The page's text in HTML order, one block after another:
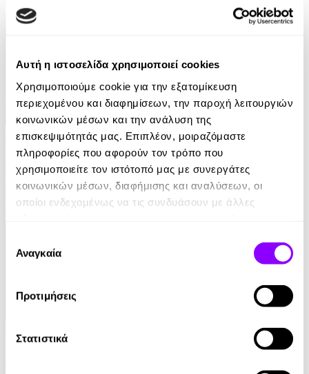
Αυτή η ιστοσελίδα χρησιμοποιεί cookies
Χρησιμοποιούμε cookie για την εξατομίκευση
περιεχομένου και διαφημίσεων, την παροχή λειτουργιών
κοινωνικών μέσων και την ανάλυση της
επισκεψιμότητάς μας. Επιπλέον, μοιραζόμαστε
πληροφορίες που αφορούν τον τρόπο που
χρησιμοποιείτε τον ιστότοπό μας με συνεργάτες
κοινωνικών μέσων, διαφήμισης και αναλύσεων, οι
οποίοι ενδεχομένως να τις συνδυάσουν με άλλες
των υπηρεσιών τους.
συγκατάθεσης
Αναγκαία
Προτιμήσεις
Στατιστικά
Audiobook • 1 Credit
Το Νόημα της Ζωής
Viktor E. Frankl
Audiobook • 1 Credit